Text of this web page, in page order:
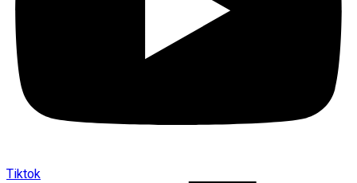
Tiktok